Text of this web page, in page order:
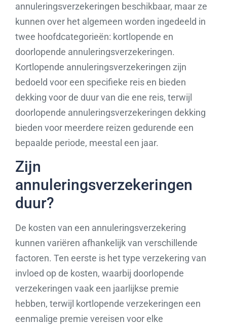
annuleringsverzekeringen beschikbaar, maar ze
kunnen over het algemeen worden ingedeeld in
twee hoofdcategorieën: kortlopende en
doorlopende annuleringsverzekeringen.
Kortlopende annuleringsverzekeringen zijn
bedoeld voor een specifieke reis en bieden
dekking voor de duur van die ene reis, terwijl
doorlopende annuleringsverzekeringen dekking
bieden voor meerdere reizen gedurende een
bepaalde periode, meestal een jaar.
Zijn
annuleringsverzekeringen
duur?
De kosten van een annuleringsverzekering
kunnen variëren afhankelijk van verschillende
factoren. Ten eerste is het type verzekering van
invloed op de kosten, waarbij doorlopende
verzekeringen vaak een jaarlijkse premie
hebben, terwijl kortlopende verzekeringen een
eenmalige premie vereisen voor elke